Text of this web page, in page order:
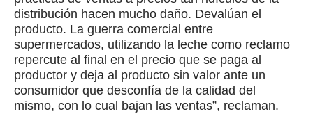
distribución hacen mucho daño. Devalúan el
producto. La guerra comercial entre
supermercados, utilizando la leche como reclamo
repercute al final en el precio que se paga al
productor y deja al producto sin valor ante un
consumidor que desconfía de la calidad del
mismo, con lo cual bajan las ventas”, reclaman.